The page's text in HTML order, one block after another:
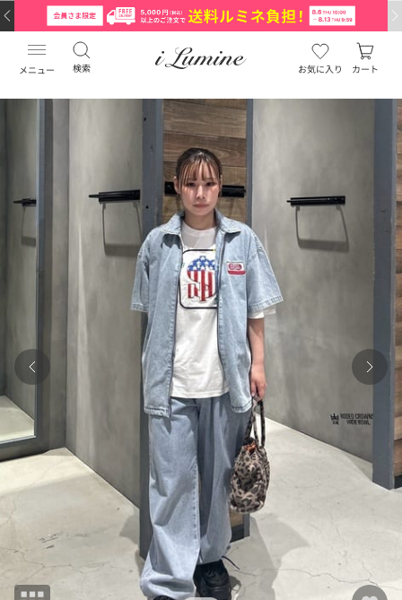
メニュー 検索 お気に入り カート